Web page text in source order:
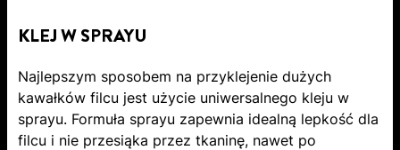
KLEJ W SPRAYU
Najlepszym sposobem na przyklejenie dużych
kawałków filcu jest użycie uniwersalnego kleju w
sprayu. Formuła sprayu zapewnia idealną lepkość dla
filcu i nie przesiąka przez tkaninę, nawet po